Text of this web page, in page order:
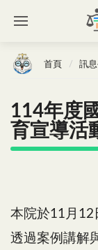
首頁 訊
114年度
育宣導活
本院於11月12
透過案例講解